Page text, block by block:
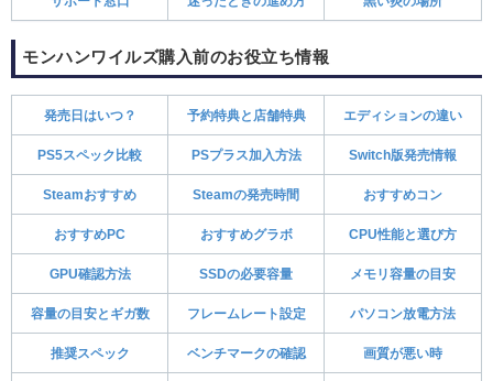
モンハンワイルズ購入前のお役立ち情報
発売日はいつ？ 予約特典と店舗特典 エディションの違い
PS5スペック比較 PSプラス加入方法 Switch版発売情報
Steamおすすめ Steamの発売時間 おすすめコン
おすすめPC おすすめグラボ CPU性能と選び方
GPU確認方法 SSDの必要容量 メモリ容量の目安
容量の目安とギガ数 フレームレート設定 パソコン放電方法
推奨スペック ベンチマークの確認 画質が悪い時